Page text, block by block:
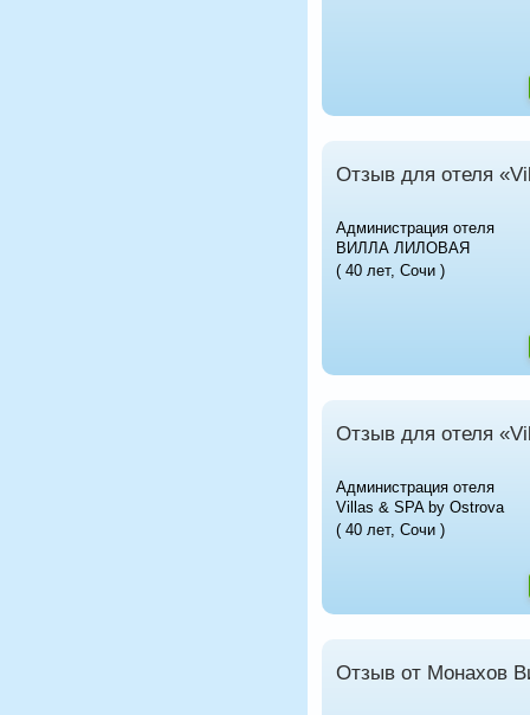
Отзыв для отеля
Администрация отеля
ВИЛЛА ЛИЛОВАЯ
( 40 лет, Сочи )
Отзыв для отеля
Администрация отеля
Villas & SPA by Ostrova
( 40 лет, Сочи )
Отзыв от Монахов